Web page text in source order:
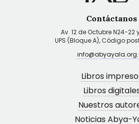
Contáctanos
Av. 12 de Octubre N24-22
UPS (Bloque A), Código
Libros
Libros
Nuestros
Noticias Abya-